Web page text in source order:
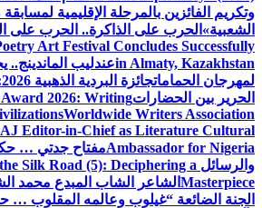
وتكريم الفائزين بالمرحلة الإقليمية لمسابقة
الشعبية» الحرب على الذاكرة.. الحرب على
Art Festival Concludes Successfully
in Almaty, Kazakhstanعندليب الماندينج..
لمهرجان الحمامات
الحرير بين الحضارات2026: Writing
Worldwide Writers Association
Editor-in-Chief as Literature Cultural
Ambassador for Nigeriaمفتاح جدتي …
والرسائل Silk Road (5): Deciphering a
Masterpiece الشاعر الشاب المبدع محمد
الجنة الضائعة “غيلوب وعالمه المقلوب …